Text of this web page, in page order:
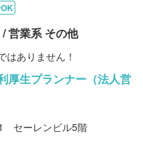
営業系 その他
はありません！
厚生プランナー（法人営
セーレンビル5階